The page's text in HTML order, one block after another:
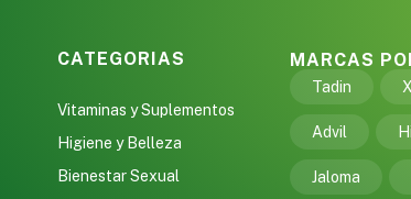
CATEGORIAS
Vitaminas y Suplementos
Higiene y Belleza
Bienestar Sexual
MARCAS
Tadin
Advil
Jaloma